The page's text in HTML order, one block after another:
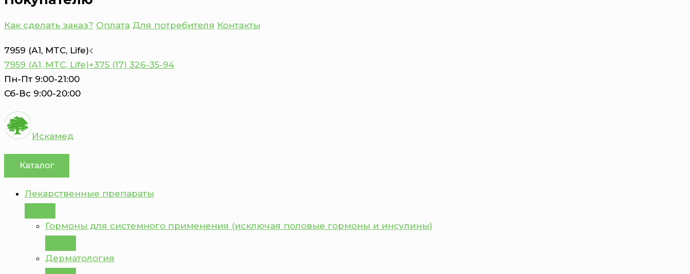
Как сделать заказ? Оплата Для потребителя Контакты
7959 (А1, MTC, Life)
7959 (А1, MTC, Life)+375 (17) 326-35-94
Пн-Пт 9:00-21:00
Сб-Вс 9:00-20:00
Искамед
Каталог
Лекарственные препараты
Гормоны для системного применения (исключая половые гормоны и инсулины)
Дерматология